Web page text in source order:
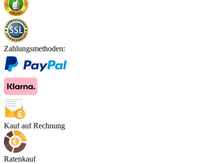
Zahlungsmethoden:
Kauf auf Rechnung
Ratenkauf